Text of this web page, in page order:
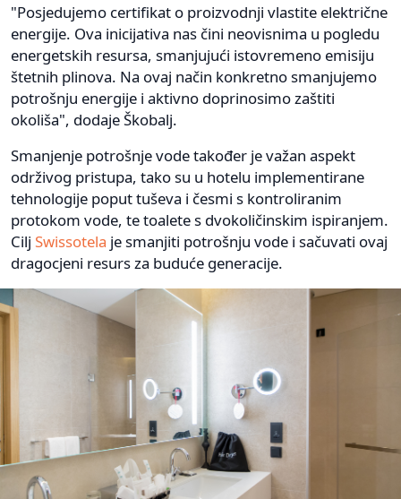
"Posjedujemo certifikat o proizvodnji vlastite električne
energije. Ova inicijativa nas čini neovisnima u pogledu
energetskih resursa, smanjujući istovremeno emisiju
štetnih plinova. Na ovaj način konkretno smanjujemo
potrošnju energije i aktivno doprinosimo zaštiti
okoliša", dodaje Škobalj.
Smanjenje potrošnje vode također je važan aspekt
održivog pristupa, tako su u hotelu implementirane
tehnologije poput tuševa i česmi s kontroliranim
protokom vode, te toalete s dvokoličinskim ispiranjem.
Cilj Swissotela je smanjiti potrošnju vode i sačuvati ovaj
dragocjeni resurs za buduće generacije.